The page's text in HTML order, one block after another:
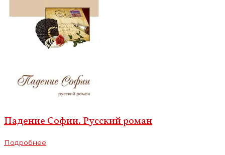
Падение Софии. Русский роман
Подробнее